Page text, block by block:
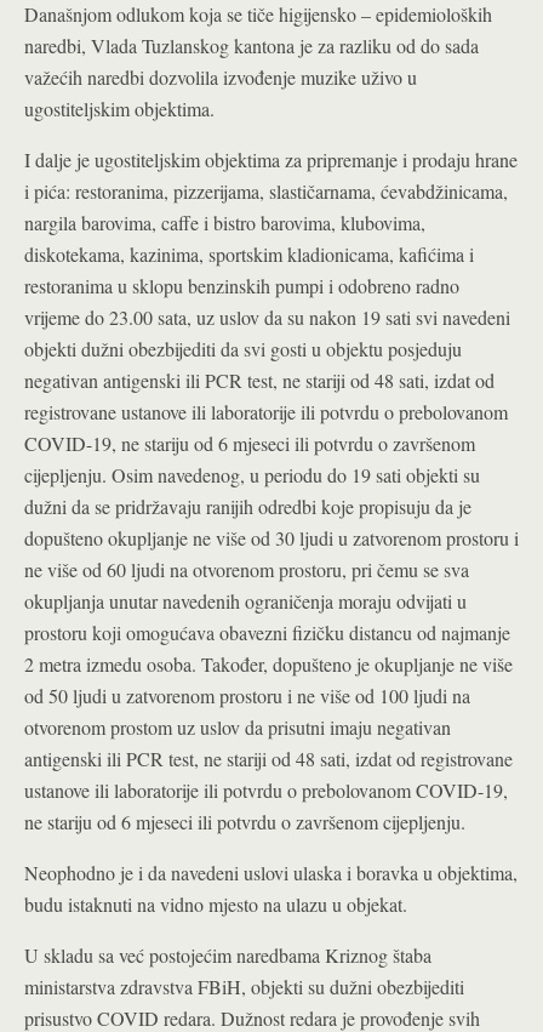
Današnjom odlukom koja se tiče higijensko – epidemioloških
naredbi, Vlada Tuzlanskog kantona je za razliku od do sada
važećih naredbi dozvolila izvođenje muzike uživo u
ugostiteljskim objektima.
I dalje je ugostiteljskim objektima za pripremanje i prodaju hrane
i pića: restoranima, pizzerijama, slastičarnama, ćevabdžinicama,
nargila barovima, caffe i bistro barovima, klubovima,
diskotekama, kazinima, sportskim kladionicama, kafićima i
restoranima u sklopu benzinskih pumpi i odobreno radno
vrijeme do 23.00 sata, uz uslov da su nakon 19 sati svi navedeni
objekti dužni obezbijediti da svi gosti u objektu posjeduju
negativan antigenski ili PCR test, ne stariji od 48 sati, izdat od
registrovane ustanove ili laboratorije ili potvrdu o prebolovanom
COVID-19, ne stariju od 6 mjeseci ili potvrdu o završenom
cijepljenju. Osim navedenog, u periodu do 19 sati objekti su
dužni da se pridržavaju ranijih odredbi koje propisuju da je
dopušteno okupljanje ne više od 30 ljudi u zatvorenom prostoru i
ne više od 60 ljudi na otvorenom prostoru, pri čemu se sva
okupljanja unutar navedenih ograničenja moraju odvijati u
prostoru koji omogućava obavezni fizičku distancu od najmanje
2 metra izmedu osoba. Također, dopušteno je okupljanje ne više
od 50 ljudi u zatvorenom prostoru i ne više od 100 ljudi na
otvorenom prostom uz uslov da prisutni imaju negativan
antigenski ili PCR test, ne stariji od 48 sati, izdat od registrovane
ustanove ili laboratorije ili potvrdu o prebolovanom COVID-19,
ne stariju od 6 mjeseci ili potvrdu o završenom cijepljenju.
Neophodno je i da navedeni uslovi ulaska i boravka u objektima,
budu istaknuti na vidno mjesto na ulazu u objekat.
U skladu sa već postojećim naredbama Kriznog štaba
ministarstva zdravstva FBiH, objekti su dužni obezbijediti
prisustvo COVID redara. Dužnost redara je provođenje svih